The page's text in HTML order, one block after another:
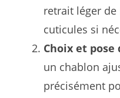
retrait léger de
cuticules si
Choix et pose
un chablon
précisément